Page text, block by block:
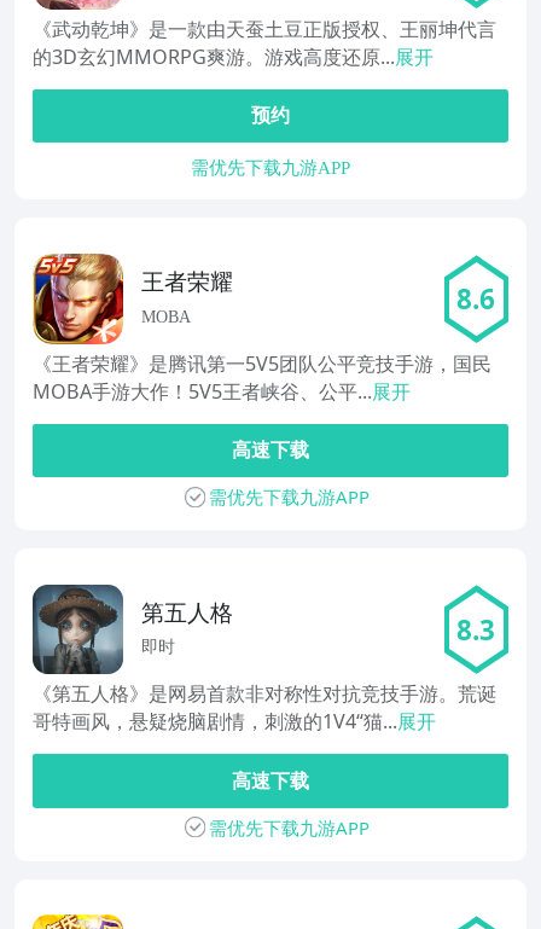
《武动乾坤》是一款由天蚕土豆正版授权、王丽坤代言
的3D玄幻MMORPG爽游。游戏高度还原...展开
预约
需优先下载九游APP
王者荣耀
MOBA 8.6
《王者荣耀》是腾讯第一5V5团队公平竞技手游，国民
MOBA手游大作！5V5王者峡谷、公平...展开
高速下载
需优先下载九游APP
第五人格
即时 8.3
《第五人格》是网易首款非对称性对抗竞技手游。荒诞
哥特画风，悬疑烧脑剧情，刺激的1V4“猫...展开
高速下载
需优先下载九游APP